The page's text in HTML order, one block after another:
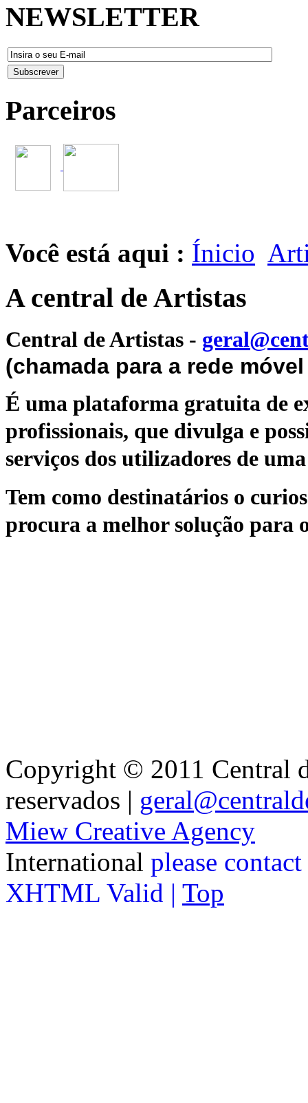
NEWSLETTER
Parceiros
Você está aqui : Ínicio
A central de Artistas
Central de Artistas -
(chamada para a rede
É uma plataforma gratuita de
profissionais, que divulga e
serviços dos utilizadores de
Tem como destinatários o
procura a melhor solução para
Copyright © 2011 Central
reservados |
Miew Creative Agency
International please
XHTML Valid | Top